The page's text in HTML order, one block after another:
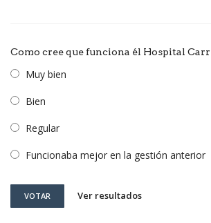
Como cree que funciona él Hospital
Muy bien
Bien
Regular
Funcionaba mejor en la gestión anterior
VOTAR Ver resultados